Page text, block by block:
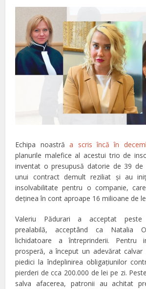
Echipa noastrăa scris încă în
planurile malefice al acestui trio de
inventat o presupusă datorie de 39
unui contract demult reziliat şi au
insolvabilitate pentru o companie,
deţinea în cont aproape 16 milioane de
Valeriu Pădurari a acceptat peste
prealabilă, acceptând ca Natalia
lichidatoare a întreprinderii. Pentru
prosperă, a început un adevărat
piedici la îndeplinirea obligaţiunilor
pierderi de cca 200.000 de lei pe zi.
salva afacerea, patronii au achitat